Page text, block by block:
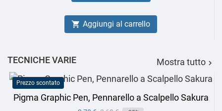
 Aggiungi al carrello
TECNICHE VARIE Mostra tutto 
Prezzo scontato
Pigma Graphic Pen, Pennarello a Scalpello Sakura